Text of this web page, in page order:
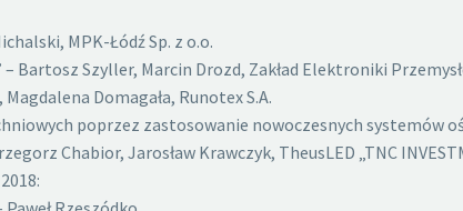
MPK-Łódź Sp. z o.o.
Bartosz Szyller, Marcin Drozd, Zakład Elektroniki
Domagała, Runotex S.A.
poprzez zastosowanie nowoczesnych systemów
Chabior, Jarosław Krawczyk, TheusLED „TNC